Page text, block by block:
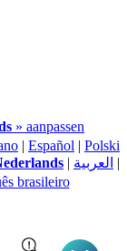
» aanpassen
| Español | Polski
| العربية |
brasileiro